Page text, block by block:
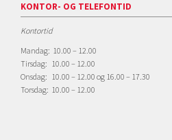
KONTOR- OG TELEFONTID
Kontortid
Mandag: 10.00 – 12.00
Tirsdag: 10.00 – 12.00
Onsdag: 10.00 – 12.00 og 16.00 – 17.30
Torsdag: 10.00 – 12.00